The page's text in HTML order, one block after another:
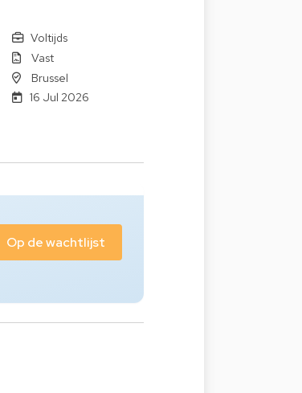
Voltijds
Vast
Brussel
16 Jul 2026
Op de wachtlijst